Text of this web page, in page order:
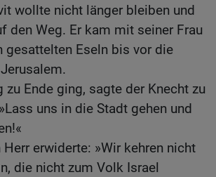
wollte nicht länger bleiben und
den Weg. Er kam mit seiner Frau
gesattelten Eseln bis vor die
zu Ende ging, sagte der Knecht zu
uns in die Stadt gehen und
Herr erwiderte: »Wir kehren nicht
die nicht zum Volk Israel